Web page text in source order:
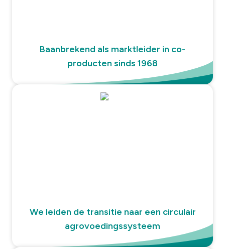
Baanbrekend als marktleider in co-
producten sinds 1968
We leiden de transitie naar een circulair
agrovoedingssysteem